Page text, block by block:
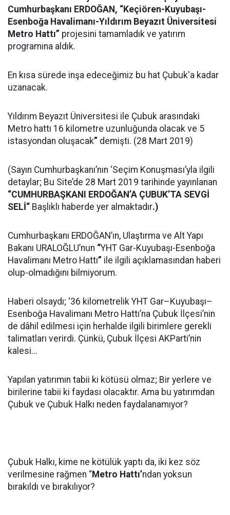
Cumhurbaşkanı ERDOĞAN, “Keçiören-Kuyubaşı-
Esenboğa Havalimanı-Yıldırım Beyazıt Üniversitesi
Metro Hattı” projesini tamamladık ve yatırım
programına aldık.
En kısa sürede inşa edeceğimiz bu hat Çubuk'a kadar
uzanacak.
Yıldırım Beyazıt Üniversitesi ile Çubuk arasındaki
Metro hattı 16 kilometre uzunluğunda olacak ve 5
istasyondan oluşacak” demişti. (28 Mart 2019)
(Sayın Cumhurbaşkanı’nın ‘Seçim Konuşması’yla ilgili
detaylar; Bu Site’de 28 Mart 2019 tarihinde yayınlanan
“CUMHURBAŞKANI ERDOĞAN’A ÇUBUK’TA SEVGİ
SELİ“ Başlıklı haberde yer almaktadır.)
Cumhurbaşkanı ERDOĞAN’ın, Ulaştırma ve Alt Yapı
Bakanı URALOĞLU’nun “YHT Gar-Kuyubaşı-Esenboğa
Havalimanı Metro Hattı” ile ilgili açıklamasından haberi
olup-olmadığını bilmiyorum.
Haberi olsaydı; ‘36 kilometrelik YHT Gar–Kuyubaşı–
Esenboğa Havalimanı Metro Hattı’na Çubuk İlçesi’nin
de dâhil edilmesi için herhalde ilgili birimlere gerekli
talimatları verirdi. Çünkü, Çubuk İlçesi AKParti’nin
kalesi...
Yapılan yatırımın tabii ki kötüsü olmaz; Bir yerlere ve
birilerine tabii ki faydası olacaktır. Ama bu yatırımdan
Çubuk ve Çubuk Halkı neden faydalanamıyor?
Çubuk Halkı, kime ne kötülük yaptı da, iki kez söz
verilmesine rağmen “Metro Hattı’ndan yoksun
bırakıldı ve bırakılıyor?